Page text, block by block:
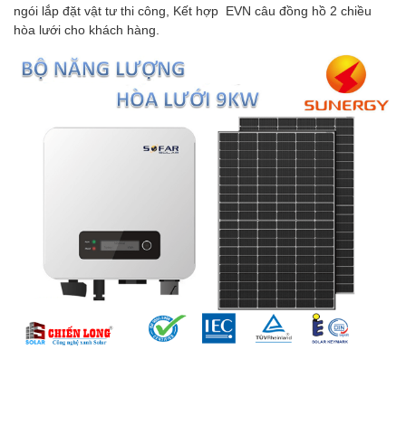
ngói lắp đặt vật tư thi công, Kết hợp EVN câu đồng hồ 2 chiều
hòa lưới cho khách hàng.